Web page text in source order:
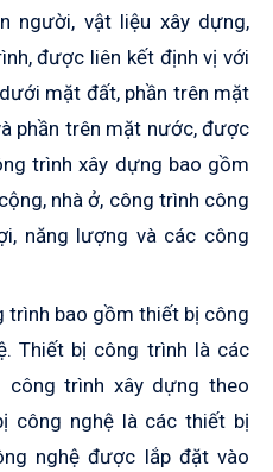
người, vật liệu xây dựng,
được liên kết định vị với
mặt đất, phần trên mặt
phần trên mặt nước, được
trình xây dựng bao gồm
nhà ở, công trình công
năng lượng và các công
trình bao gồm thiết bị công
Thiết bị công trình là các
trình xây dựng theo
công nghệ là các thiết bị
nghệ được lắp đặt vào